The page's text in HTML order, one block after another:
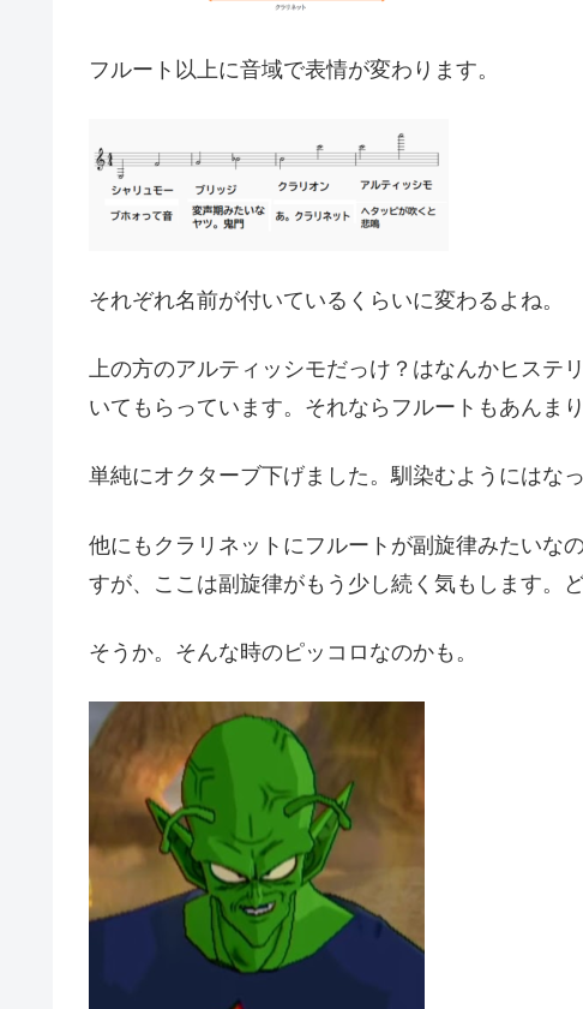
フルート以上に音域で表情が変わります。
それぞれ名前が付いているくらいに変わるよね。
上の方のアルティッシモだっけ？はなんかヒステ
いてもらっています。それならフルートもあんま
単純にオクターブ下げました。馴染むようにはな
他にもクラリネットにフルートが副旋律みたいな
すが、ここは副旋律がもう少し続く気もします。
そうか。そんな時のピッコロなのかも。